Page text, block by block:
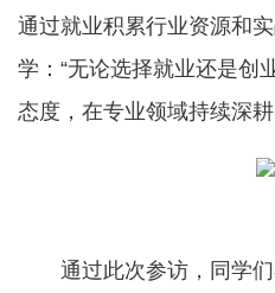
通过就业积累行业资源和
学：“无论选择就业还是创
态度，在专业领域持续深耕
通过此次参访，同学